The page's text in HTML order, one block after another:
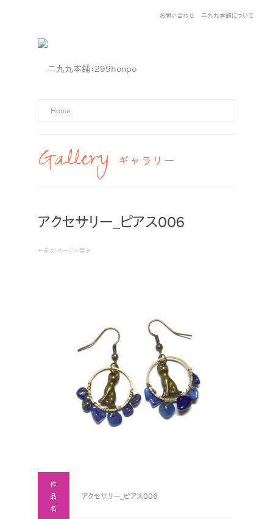
お問い合わせ 二九九本舗について
Home
Gallery ギャラリー
アクセサリー_ピアス006
←前のページへ戻る
作
品
名
アクセサリー_ピアス006